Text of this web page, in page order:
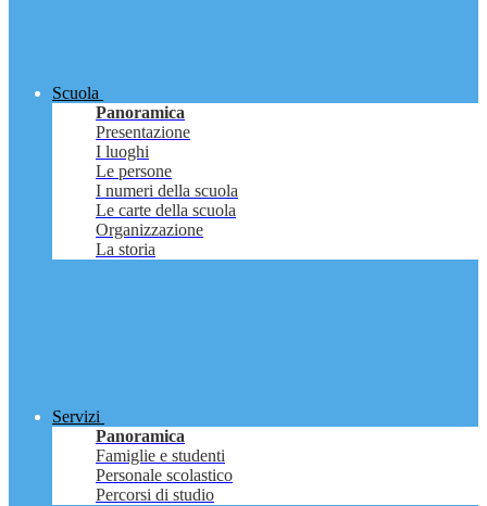
Scuola
Panoramica
Presentazione
I luoghi
Le persone
I numeri della scuola
Le carte della scuola
Organizzazione
La storia
Servizi
Panoramica
Famiglie e studenti
Personale scolastico
Percorsi di studio